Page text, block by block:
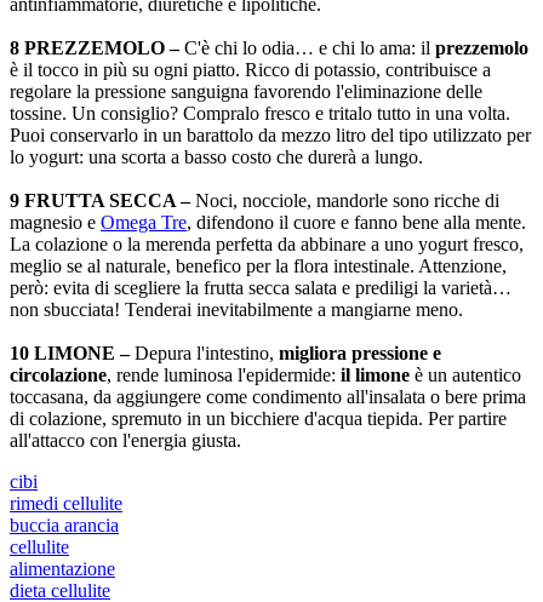
antinfiammatorie, diuretiche e lipolitiche.
8 PREZZEMOLO –C'è chi lo odia… e chi lo ama: il prezzemolo
è il tocco in più su ogni piatto. Ricco di potassio, contribuisce a
regolare la pressione sanguigna favorendo l'eliminazione delle
tossine. Un consiglio? Compralo fresco e tritalo tutto in una volta.
Puoi conservarlo in un barattolo da mezzo litro del tipo utilizzato per
lo yogurt: una scorta a basso costo che durerà a lungo.
9 FRUTTA SECCA –Noci, nocciole, mandorle sono ricche di
magnesio e Omega Tre, difendono il cuore e fanno bene alla mente.
La colazione o la merenda perfetta da abbinare a uno yogurt fresco,
meglio se al naturale, benefico per la flora intestinale. Attenzione,
però: evita di scegliere la frutta secca salata e prediligi la varietà…
non sbucciata! Tenderai inevitabilmente a mangiarne meno.
10 LIMONE –Depura l'intestino, migliora pressione e
circolazione, rende luminosa l'epidermide: il limone è un autentico
toccasana, da aggiungere come condimento all'insalata o bere prima
di colazione, spremuto in un bicchiere d'acqua tiepida. Per partire
all'attacco con l'energia giusta.
cibi
rimedi cellulite
buccia arancia
cellulite
alimentazione
dieta cellulite